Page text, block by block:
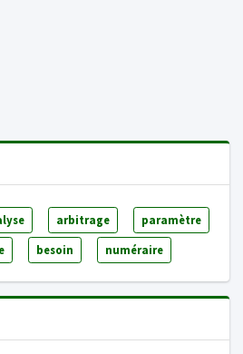
arbitrage paramètre
besoin numéraire